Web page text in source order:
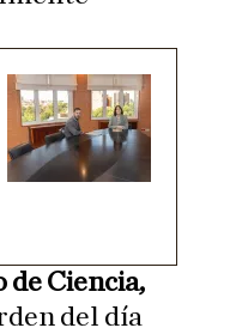
Ciencia,
del día